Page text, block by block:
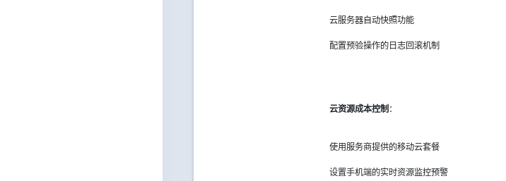
云服务器自动快照功能
配置预验操作的日志回滚机制
云资源成本控制 ：
使用服务商提供的移动云套餐
设置手机端的实时资源监控预警